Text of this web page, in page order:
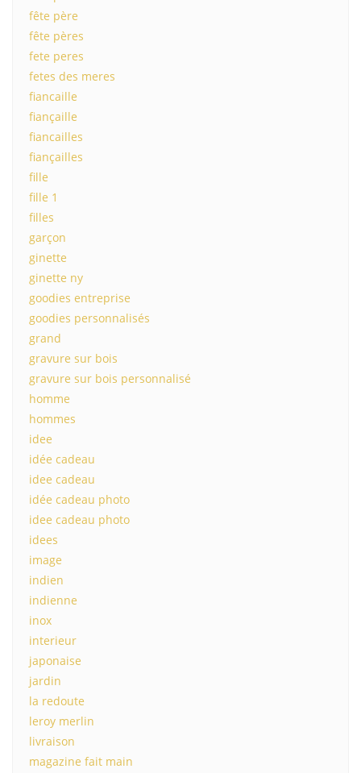
fête père
fête pères
fete peres
fetes des meres
fiancaille
fiançaille
fiancailles
fiançailles
fille
fille 1
filles
garçon
ginette
ginette ny
goodies entreprise
goodies personnalisés
grand
gravure sur bois
gravure sur bois personnalisé
homme
hommes
idee
idée cadeau
idee cadeau
idée cadeau photo
idee cadeau photo
idees
image
indien
indienne
inox
interieur
japonaise
jardin
la redoute
leroy merlin
livraison
magazine fait main